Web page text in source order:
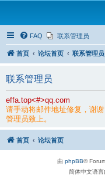
FAQ 联系管理员
首页 论坛首页 联系管理员
联系管理员
effa.top<#>qq.com
请手动将邮件地址修复，谢谢
管理员致上。
首页 论坛首页
由 phpBB®
简体中文语